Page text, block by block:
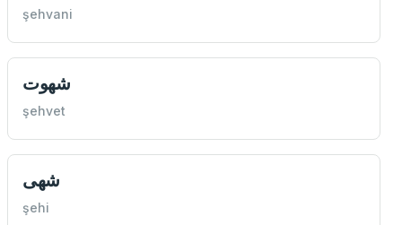
şehvani
شهوت
şehvet
شهی
şehi